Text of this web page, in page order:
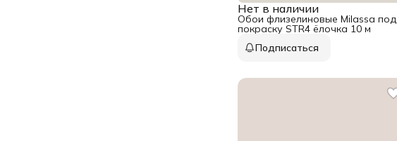
Нет в наличии
Обои флизелиновые Milassa под
покраску STR4 ёлочка 10 м
Подписаться